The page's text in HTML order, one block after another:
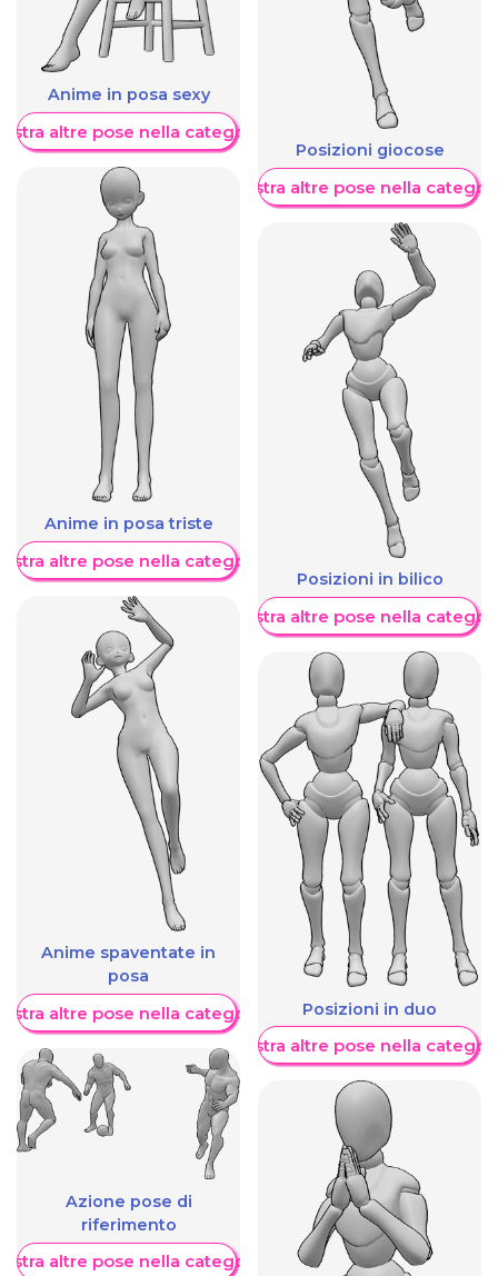
Anime in posa sexy
altre pose nella categoria
Anime in posa triste
altre pose nella categoria
Anime spaventate in
posa
altre pose nella categoria
Azione pose di
riferimento
altre pose nella categoria
Posizioni giocose
Mostra altre pose nella
Posizioni in bilico
Mostra altre pose nella
Posizioni in duo
Mostra altre pose nella